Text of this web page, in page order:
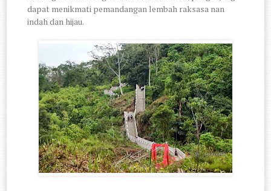
dapat menikmati pemandangan lembah raksasa nan
indah dan hijau.